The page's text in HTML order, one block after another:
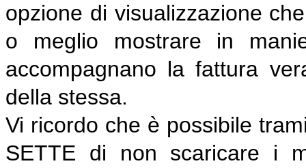
opzione di visualizzazione
o meglio mostrare in
accompagnano la fattura
della stessa.
Vi ricordo che è possibile
SETTE di non scaricare i